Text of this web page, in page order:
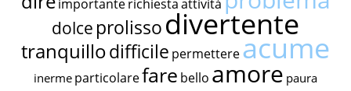
importante richiestaattività
dolce prolissodivertente
tranquillodifficile permettereacume
inerme particolarefare bello amore paura